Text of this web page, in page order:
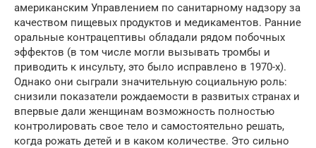
американским Управлением по санитарному надзору за
качеством пищевых продуктов и медикаментов. Ранние
оральные контрацептивы обладали рядом побочных
эффектов (в том числе могли вызывать тромбы и
приводить к инсульту, это было исправлено в 1970-х).
Однако они сыграли значительную социальную роль:
снизили показатели рождаемости в развитых странах и
впервые дали женщинам возможность полностью
контролировать свое тело и самостоятельно решать,
когда рожать детей и в каком количестве. Это сильно